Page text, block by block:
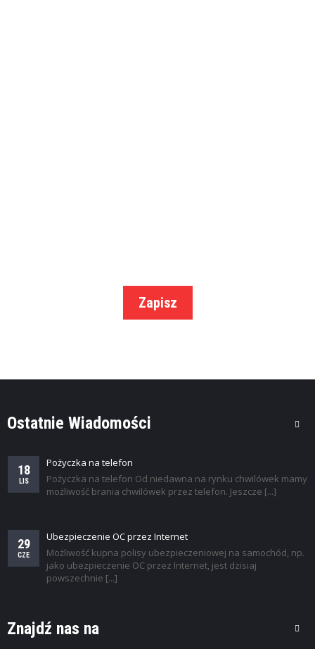
Zapisz
Ostatnie Wiadomości
18
LIS
Pożyczka na telefon
Pożyczka na telefon Od niedawna na rynku chwilówek mamy
możliwość brania chwilówek przez telefon. Jeszcze [...]
29
CZE
Ubezpieczenie OC przez Internet
Możliwość kupna polisy ubezpieczeniowej na samochód, np.
jako ubezpieczenie OC przez Internet, jest dzisiaj
powszechnie [...]
Znajdź nas na